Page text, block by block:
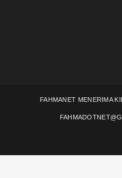
FAHMANET MENERIMA